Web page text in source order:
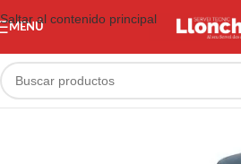
Saltar al contenido principal
MENÚ